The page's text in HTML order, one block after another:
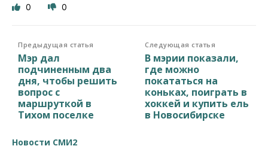
0 0
Предыдущая статья
Мэр дал
подчиненным два
дня, чтобы решить
вопрос с
маршруткой в
Тихом поселке
Следующая статья
В мэрии показали,
где можно
покататься на
коньках, поиграть в
хоккей и купить ель
в Новосибирске
Новости СМИ2